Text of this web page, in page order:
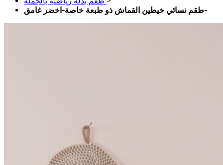
طقم نسائي خيطين القماش ذو طبعة خاصة-اخضر غامق-